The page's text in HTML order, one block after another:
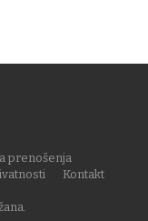
prenošenja
Kontakt